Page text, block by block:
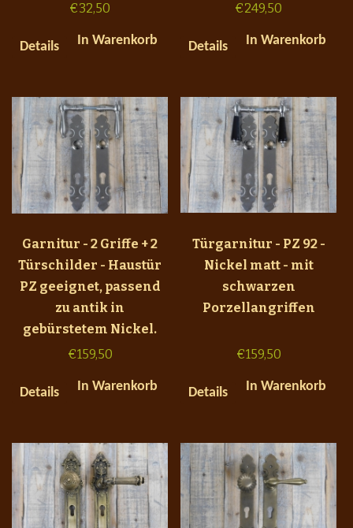
€32,50
Details In Warenkorb
€249,50
Details In Warenkorb
Garnitur - 2 Griffe + 2
Türschilder - Haustür
PZ geeignet, passend
zu antik in
gebürstetem Nickel.
€159,50
Details In Warenkorb
Türgarnitur - PZ 92 -
Nickel matt - mit
schwarzen
Porzellangriffen
€159,50
Details In Warenkorb